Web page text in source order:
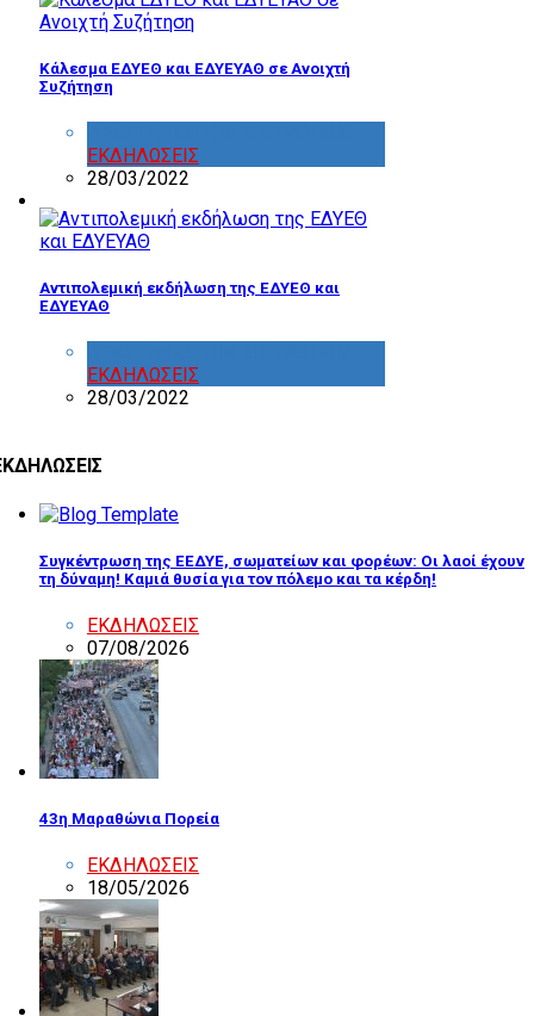
Κάλεσμα ΕΔΥΕΘ και ΕΔΥΕΥΑΘ σε Ανοιχτή
Συζήτηση
ΕΚΔΗΛΩΣΕΙΣ
28/03/2022
Aντιπολεμική εκδήλωση της ΕΔΥΕΘ και
ΕΔΥΕΥΑΘ
ΕΚΔΗΛΩΣΕΙΣ
28/03/2022
Συγκέντρωση της ΕΕΔΥΕ, σωματείων και φορέων: Οι λαοί έχουν
τη δύναμη! Καμιά θυσία για τον πόλεμο και τα κέρδη!
ΕΚΔΗΛΩΣΕΙΣ
07/08/2026
43η Μαραθώνια Πορεία
ΕΚΔΗΛΩΣΕΙΣ
18/05/2026